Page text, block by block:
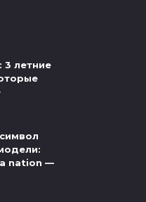
3 летние
а nation —